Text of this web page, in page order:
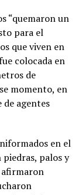
“quemaron un
para el
que viven en
colocada en
de
momento, en
agentes
en el
palos y
afirmaron